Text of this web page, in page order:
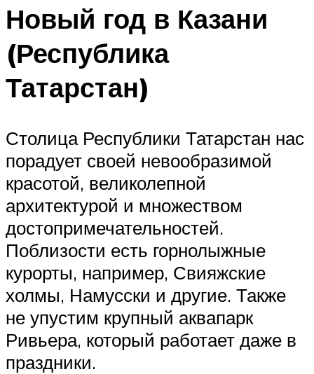
Новый год в Казани
(Республика
Татарстан)
Столица Республики Татарстан нас
порадует своей невообразимой
красотой, великолепной
архитектурой и множеством
достопримечательностей.
Поблизости есть горнолыжные
курорты, например, Свияжские
холмы, Намусски и другие. Также
не упустим крупный аквапарк
Ривьера, который работает даже в
праздники.